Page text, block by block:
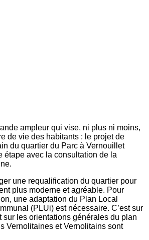
ampleur qui vise, ni plus ni moins,
de vie des habitants : le projet de
du quartier du Parc à Vernouillet
étape avec la consultation de la
une requalification du quartier pour
plus moderne et agréable. Pour
une adaptation du Plan Local
(PLUi) est nécessaire. C’est sur
sur les orientations générales du plan
Vernolitaines et Vernolitains sont